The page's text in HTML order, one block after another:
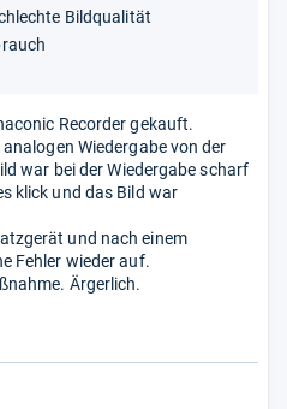
Bildqualität
Recorder gekauft.
Wiedergabe von der
war bei der Wiedergabe scharf
klick und das Bild war
und nach einem
Fehler wieder auf.
Ärgerlich.